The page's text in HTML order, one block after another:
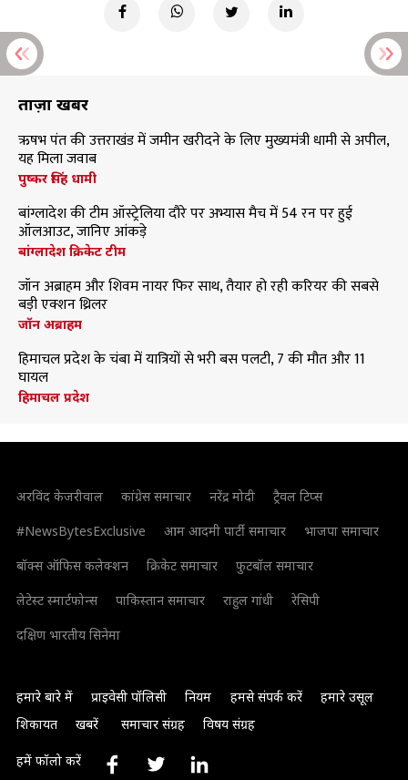
ताज़ा खबरें
ऋषभ पंत की उत्तराखंड में जमीन खरीदने के लिए मुख्यमंत्री धामी से अपील,
यह मिला जवाब
पुष्कर सिंह धामी
बांग्लादेश की टीम ऑस्ट्रेलिया दौरे पर अभ्यास मैच में 54 रन पर हुई
ऑलआउट, जानिए आंकड़े
बांग्लादेश क्रिकेट टीम
जॉन अब्राहम और शिवम नायर फिर साथ, तैयार हो रही करियर की सबसे
बड़ी एक्शन थ्रिलर
जॉन अब्राहम
हिमाचल प्रदेश के चंबा में यात्रियों से भरी बस पलटी, 7 की मौत और 11
घायल
हिमाचल प्रदेश
अरविंद केजरीवाल कांग्रेस समाचार नरेंद्र मोदी
ट्रैवल टिप्स
#NewsBytesExclusive
आम आदमी पार्टी समाचार
भाजपा समाचार
बॉक्स ऑफिस कलेक्शन
क्रिकेट समाचार
फुटबॉल समाचार
लेटेस्ट स्मार्टफोन्स
पाकिस्तान समाचार राहुल गांधी
रेसिपी
दक्षिण भारतीय सिनेमा
हमारे बारे में प्राइवेसी पॉलिसी नियम हमसे संपर्क करें
हमारे उसूल
शिकायत
खबरें समाचार संग्रह विषय संग्रह
हमें फॉलो करें